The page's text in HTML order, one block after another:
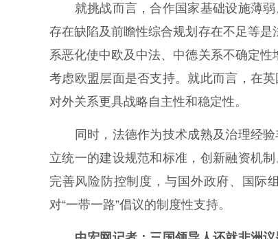
就挑战而言，合作国家基础设施薄弱
存在缺陷及前瞻性综合规划存在不足等是
系恶化使中欧及中法、中德关系不确定
考虑欧盟层面是否支持。就此而言，在
对外关系更具战略自主性和稳定性。
同时，法德作为技术成熟及治理经验
立统一的建设规范和标准，创新融资机
完善风险防控制度，与国外政府、国际
对“一带一路”倡议的制度性支持。